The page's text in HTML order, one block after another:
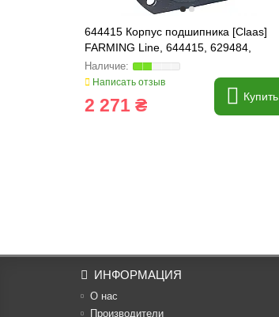
644415 Корпус подшипника [Claas]
FARMING Line, 644415, 629484,
628726
Написать отзыв
2 271 ₴ Купить
ИНФОРМАЦИЯ
О нас
Производители